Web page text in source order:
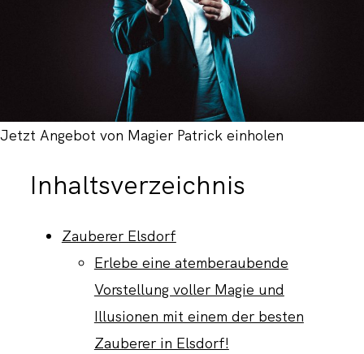
Jetzt Angebot von Magier Patrick einholen
Inhaltsverzeichnis
Zauberer Elsdorf
Erlebe eine atemberaubende
Vorstellung voller Magie und
Illusionen mit einem der besten
Zauberer in Elsdorf!
CLOSE-UP
KINDERSHOW
FAQ
KONTAKT